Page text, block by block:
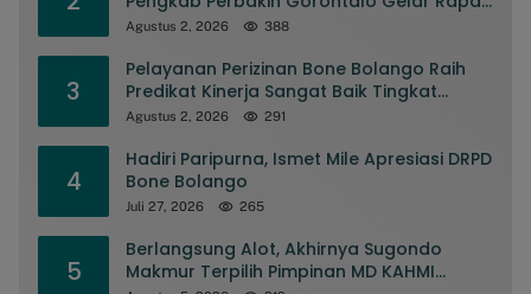
Pengurus
Agustus 2, 2026 388
3
Pelayanan Perizinan Bone Bolango Raih
Predikat Kinerja Sangat Baik Tingkat
Nasional
Agustus 2, 2026 291
4
Hadiri Paripurna, Ismet Mile Apresiasi DRPD
Bone Bolango
Juli 27, 2026 265
5
Berlangsung Alot, Akhirnya Sugondo
Makmur Terpilih Pimpinan MD KAHMI